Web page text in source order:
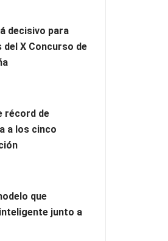
decisivo para
X Concurso de
récord de
a los cinco
que
junto a